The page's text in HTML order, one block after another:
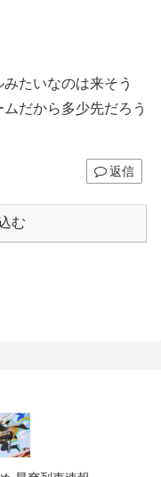
たいなのは来そう
だから多少先だろう
返信
む